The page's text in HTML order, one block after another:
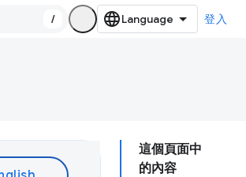
/ 登入
這個頁面中
的內容